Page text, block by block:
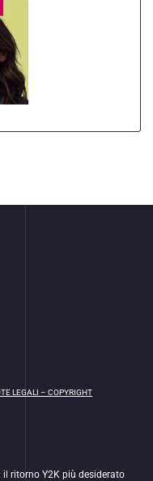
LEGALI – COPYRIGHT
ritorno Y2K più desiderato